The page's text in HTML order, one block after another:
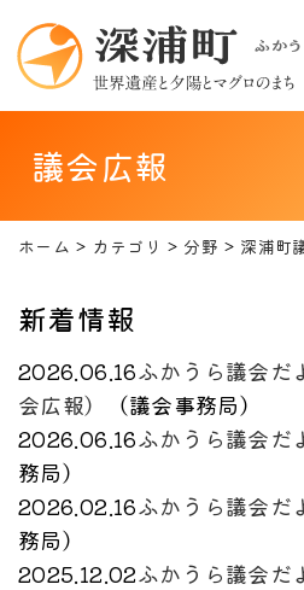
議会広報
ホーム カテゴリ 分野 深浦町
新着情報
2026.06.16ふかうら議会だ
会広報）
（議会事務局）
2026.06.16ふかうら議会
務局）
2026.02.16ふかうら議会
務局）
2025.12.02ふかうら議会